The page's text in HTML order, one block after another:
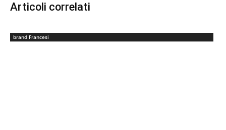
Articoli correlati
brand Francesi